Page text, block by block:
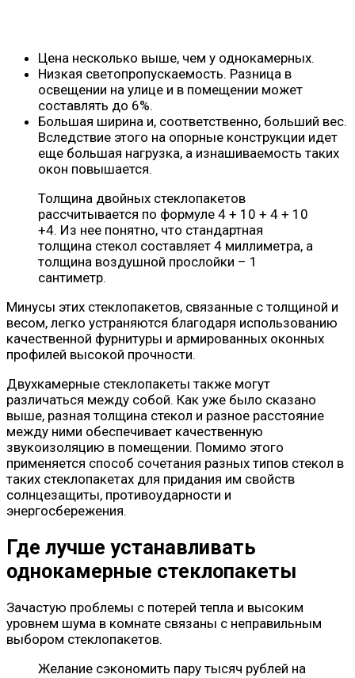
Цена несколько выше, чем у однокамерных.
Низкая светопропускаемость. Разница в
освещении на улице и в помещении может
составлять до 6%.
Большая ширина и, соответственно, больший вес.
Вследствие этого на опорные конструкции идет
еще большая нагрузка, а изнашиваемость таких
окон повышается.
Толщина двойных стеклопакетов
рассчитывается по формуле 4 + 10 + 4 + 10
+4. Из нее понятно, что стандартная
толщина стекол составляет 4 миллиметра, а
толщина воздушной прослойки – 1
сантиметр.
Минусы этих стеклопакетов, связанные с толщиной и
весом, легко устраняются благодаря использованию
качественной фурнитуры и армированных оконных
профилей высокой прочности.
Двухкамерные стеклопакеты также могут
различаться между собой. Как уже было сказано
выше, разная толщина стекол и разное расстояние
между ними обеспечивает качественную
звукоизоляцию в помещении. Помимо этого
применяется способ сочетания разных типов стекол в
таких стеклопакетах для придания им свойств
солнцезащиты, противоударности и
энергосбережения.
Где лучше устанавливать
однокамерные стеклопакеты
Зачастую проблемы с потерей тепла и высоким
уровнем шума в комнате связаны с неправильным
выбором стеклопакетов.
Желание сэкономить пару тысяч рублей на